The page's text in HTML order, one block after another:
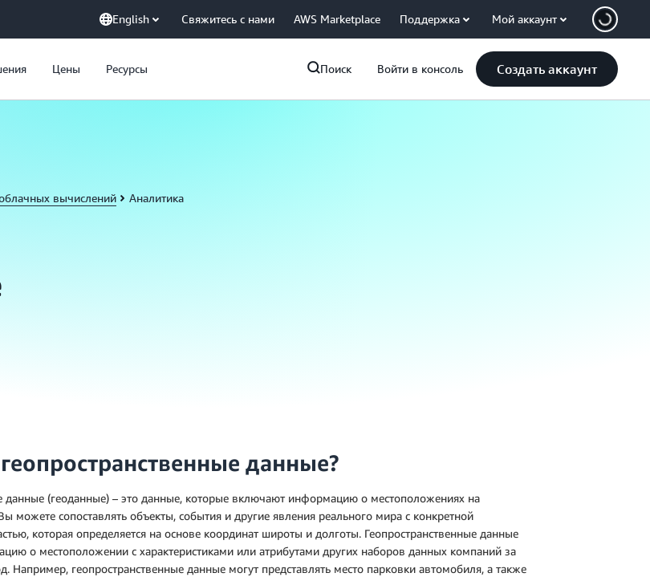
English Свяжитесь с нами AWS Marketplace Поддержка Мой аккаунт
Цены Ресурсы Поиск Войти в консоль Создать аккаунт
вычислений Аналитика
данные?
данные (геоданные) – это данные, которые включают информацию о местоположениях на
можете сопоставлять объекты, события и другие явления реального мира с конкретной
которая определяется на основе координат широты и долготы. Геопространственные данные
о местоположении с характеристиками или атрибутами других наборов данных компаний за
Например, геопространственные данные могут представлять место парковки автомобиля, а также